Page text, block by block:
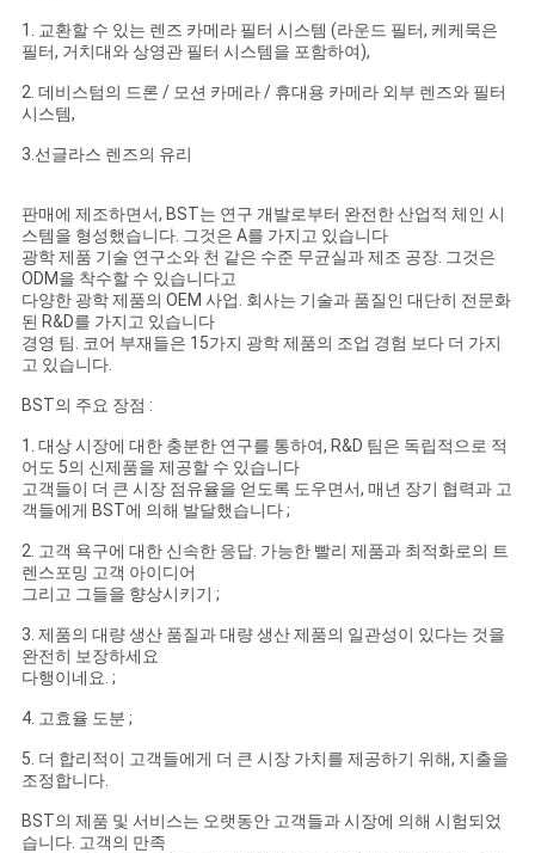
1. 교환할 수 있는 렌즈 카메라 필터 시스템 (라운드 필터, 케케묵은
필터, 거치대와 상영관 필터 시스템을 포함하여),
2. 데비스텀의 드론 / 모션 카메라 / 휴대용 카메라 외부 렌즈와 필터
시스템,
3.선글라스 렌즈의 유리
판매에 제조하면서, BST는 연구 개발로부터 완전한 산업적 체인 시
스템을 형성했습니다. 그것은 A를 가지고 있습니다
광학 제품 기술 연구소와 천 같은 수준 무균실과 제조 공장. 그것은
ODM을 착수할 수 있습니다고
다양한 광학 제품의 OEM 사업. 회사는 기술과 품질인 대단히 전문화
된 R&D를 가지고 있습니다
경영 팀. 코어 부재들은 15가지 광학 제품의 조업 경험 보다 더 가지
고 있습니다.
BST의 주요 장점 :
1. 대상 시장에 대한 충분한 연구를 통하여, R&D 팀은 독립적으로 적
어도 5의 신제품을 제공할 수 있습니다
고객들이 더 큰 시장 점유율을 얻도록 도우면서, 매년 장기 협력과 고
객들에게 BST에 의해 발달했습니다 ;
2. 고객 욕구에 대한 신속한 응답. 가능한 빨리 제품과 최적화로의 트
렌스포밍 고객 아이디어
그리고 그들을 향상시키기 ;
3. 제품의 대량 생산 품질과 대량 생산 제품의 일관성이 있다는 것을
완전히 보장하세요
다행이네요. ;
4. 고효율 도분 ;
5. 더 합리적이 고객들에게 더 큰 시장 가치를 제공하기 위해, 지출을
조정합니다.
BST의 제품 및 서비스는 오랫동안 고객들과 시장에 의해 시험되었
습니다. 고객의 만족